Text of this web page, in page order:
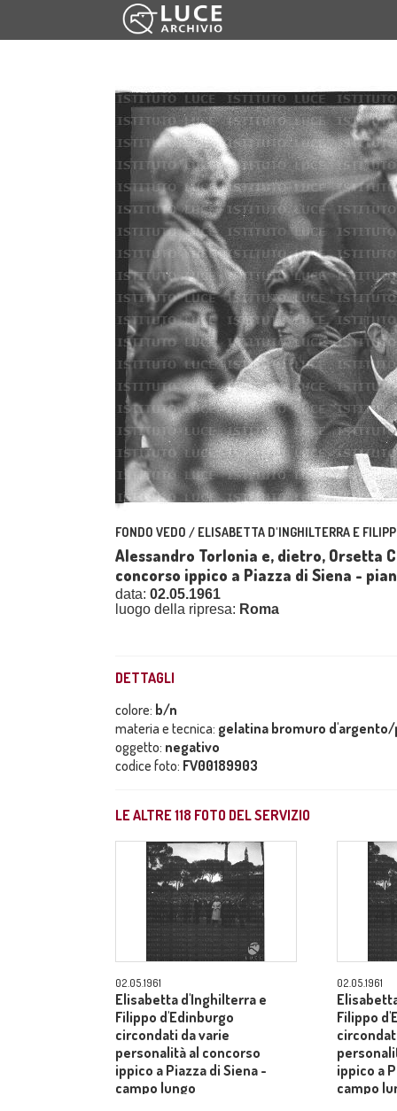
FONDO VEDO / ELISABETTA D'INGHILTERRA E
Alessandro Torlonia e, dietro, Orsetta
concorso ippico a Piazza di Siena -
data: 02.05.1961
luogo della ripresa: Roma
DETTAGLI
colore: b/n
materia e tecnica: gelatina bromuro
oggetto: negativo
codice foto: FV00189903
LE ALTRE118 FOTO DEL SERVIZIO
02.05.1961
Elisabetta d'Inghilterra e
Filippo d'Edinburgo
circondati da varie
personalità al concorso
ippico a Piazza di Siena -
campo lungo
02.05.1961
Filippo
ippico a
campo